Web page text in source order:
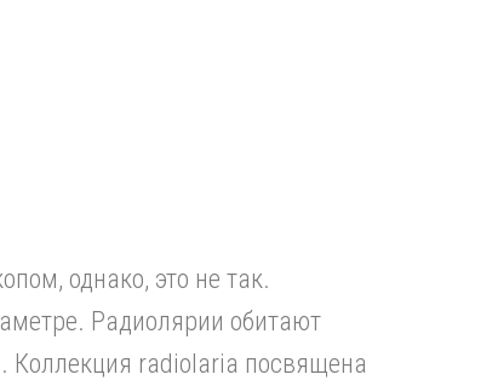
однако, это не так.
Радиолярии обитают
Коллекция radiolaria посвящена